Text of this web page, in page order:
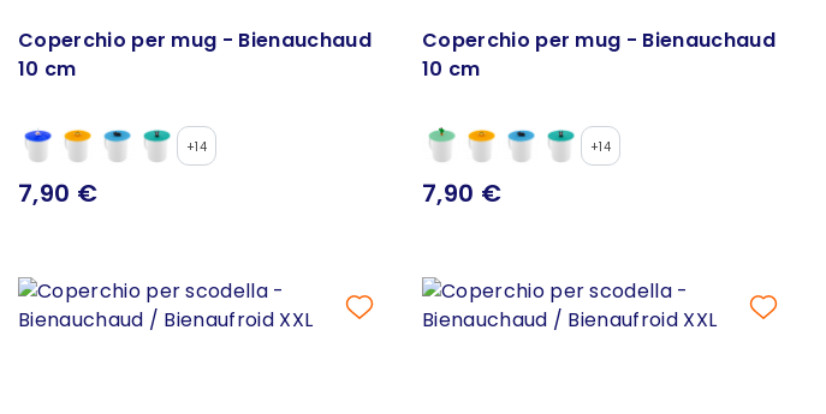
Coperchio per mug - Bienauchaud
10 cm
+14
7,90 €
Coperchio per mug - Bienauchaud
10 cm
+14
7,90 €